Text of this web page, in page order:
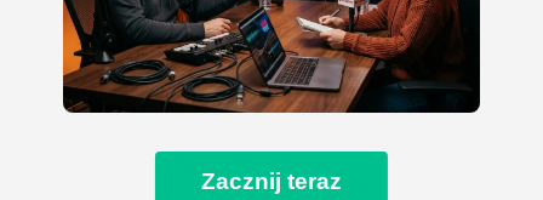
Zacznij teraz